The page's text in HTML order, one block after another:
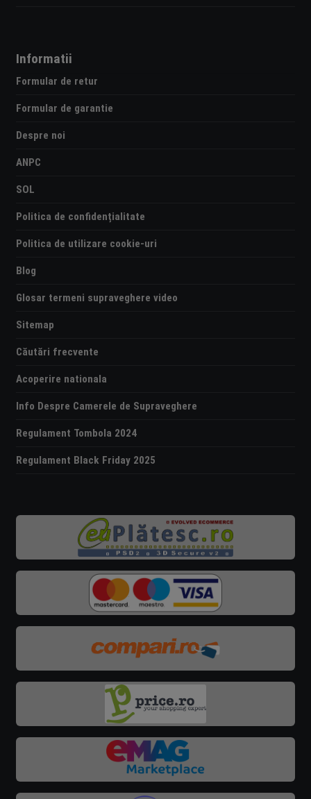
Informatii
Formular de retur
Formular de garantie
Despre noi
ANPC
SOL
Politica de confidențialitate
Politica de utilizare cookie-uri
Blog
Glosar termeni supraveghere video
Sitemap
Căutări frecvente
Acoperire nationala
Info Despre Camerele de Supraveghere
Regulament Tombola 2024
Regulament Black Friday 2025